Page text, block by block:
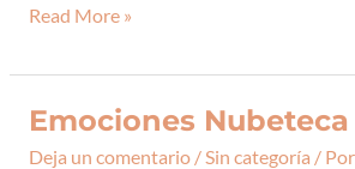
Read More »
Emociones Nubeteca
Deja un comentario /Sin categoría / Por
Emociones
Nubeteca